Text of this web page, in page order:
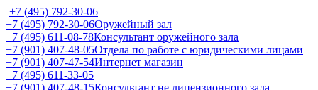
+7 (495) 792-30-06
+7 (495) 792-30-06Оружейный зал
+7 (495) 611-08-78Консультант оружейного зала
+7 (901) 407-48-05Отдела по работе с юридическими лицами
+7 (901) 407-47-54Интернет магазин
+7 (495) 611-33-05
+7 (901) 407-48-15Консультант не лицензионного зала